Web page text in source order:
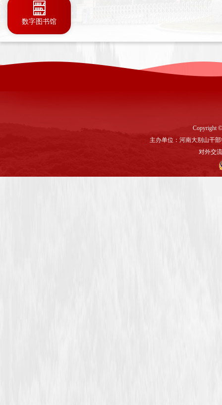
数字图书馆
Copyright
主办单位：河南大别山干
对外交